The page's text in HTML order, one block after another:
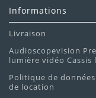
Informations
Livraison
Audioscopevision
lumière vidéo
Politique de
de location